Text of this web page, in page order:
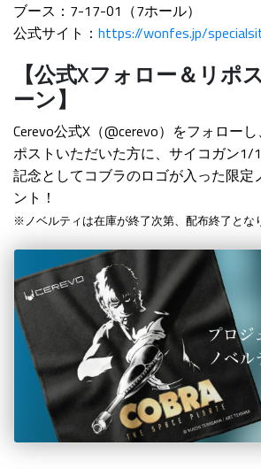
ブース：7-17-01（7ホール）
公式サイト： https://wonfes.jp/
【公式Xフォロー＆リポ
ーン】
Cerevo公式X（@cerevo）をフォロー
ポストいただいた方に、サイコガン1/
記念としてコブラのロゴが入った限定
ント！
※ノベルティは在庫が終了次第、配布終了とな